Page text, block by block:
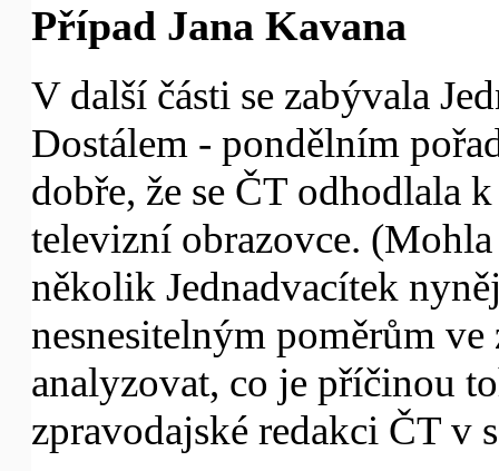
Případ Jana Kavana
V další části se zabývala
Dostálem - pondělním
dobře, že se ČT odhodlala
televizní obrazovce.
několik Jednadvacítek
nesnesitelným poměrům
analyzovat, co je příčinou
zpravodajské redakci ČT v